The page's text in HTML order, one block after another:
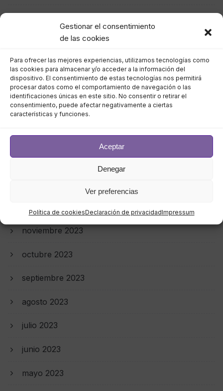
Gestionar el consentimiento
de las cookies
Para ofrecer las mejores experiencias, utilizamos tecnologías como
las cookies para almacenar y/o acceder a la información del
dispositivo. El consentimiento de estas tecnologías nos permitirá
procesar datos como el comportamiento de navegación o las
identificaciones únicas en este sitio. No consentir o retirar el
consentimiento, puede afectar negativamente a ciertas
características y funciones.
Aceptar
Denegar
Ver preferencias
Política de cookiesDeclaración de privacidadImpressum
junio 2024
mayo 2024
abril 2024
marzo 2024
febrero 2024
noviembre 2023
octubre 2023
septiembre 2023
agosto 2023
julio 2023
junio 2023
mayo 2023